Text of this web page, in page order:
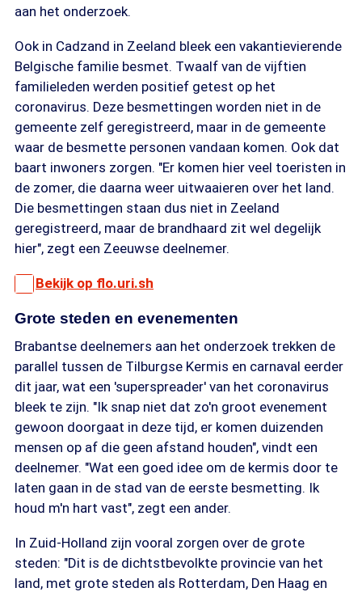
aan het onderzoek.
Ook in Cadzand in Zeeland bleek een vakantievierende
Belgische familie besmet. Twaalf van de vijftien
familieleden werden positief getest op het
coronavirus. Deze besmettingen worden niet in de
gemeente zelf geregistreerd, maar in de gemeente
waar de besmette personen vandaan komen. Ook dat
baart inwoners zorgen. "Er komen hier veel toeristen in
de zomer, die daarna weer uitwaaieren over het land.
Die besmettingen staan dus niet in Zeeland
geregistreerd, maar de brandhaard zit wel degelijk
hier", zegt een Zeeuwse deelnemer.
Bekijk op flo.uri.sh
Grote steden en evenementen
Brabantse deelnemers aan het onderzoek trekken de
parallel tussen de Tilburgse Kermis en carnaval eerder
dit jaar, wat een 'superspreader' van het coronavirus
bleek te zijn. "Ik snap niet dat zo'n groot evenement
gewoon doorgaat in deze tijd, er komen duizenden
mensen op af die geen afstand houden", vindt een
deelnemer. "Wat een goed idee om de kermis door te
laten gaan in de stad van de eerste besmetting. Ik
houd m'n hart vast", zegt een ander.
In Zuid-Holland zijn vooral zorgen over de grote
steden: "Dit is de dichtstbevolkte provincie van het
land, met grote steden als Rotterdam, Den Haag en